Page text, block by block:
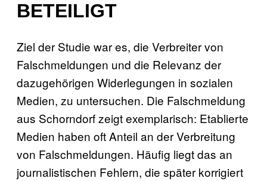
BETEILIGT
Ziel der Studie war es, die Verbreiter von
Falschmeldungen und die Relevanz der
dazugehörigen Widerlegungen in sozialen
Medien, zu untersuchen. Die Falschmeldung
aus Schorndorf zeigt exemplarisch: Etablierte
Medien haben oft Anteil an der Verbreitung
von Falschmeldungen. Häufig liegt das an
journalistischen Fehlern, die später korrigiert